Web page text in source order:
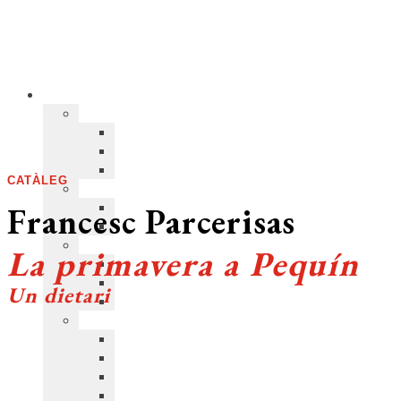
CATÀLEG
Francesc Parcerisas
La primavera a Pequín
Un dietari